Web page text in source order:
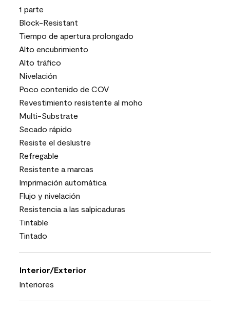
1 parte
Block-Resistant
Tiempo de apertura prolongado
Alto encubrimiento
Alto tráfico
Nivelación
Poco contenido de COV
Revestimiento resistente al moho
Multi-Substrate
Secado rápido
Resiste el deslustre
Refregable
Resistente a marcas
Imprimación automática
Flujo y nivelación
Resistencia a las salpicaduras
Tintable
Tintado
Interior/Exterior
Interiores